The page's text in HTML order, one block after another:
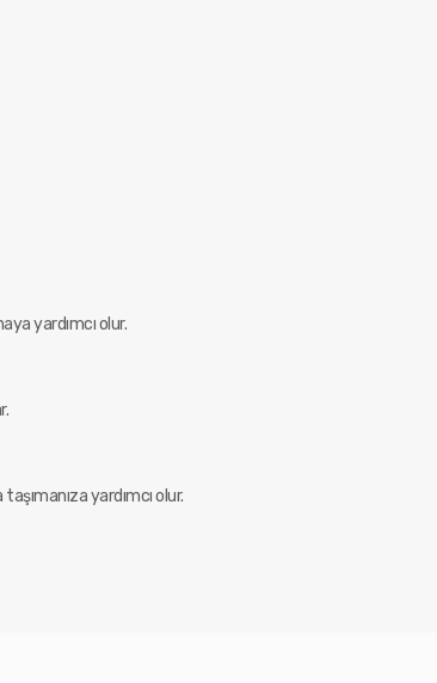
yardımcı olur.
yardımcı olur.